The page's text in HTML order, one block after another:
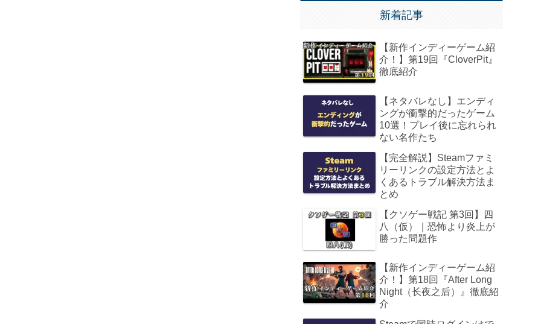
新着記事
【新作インディーゲーム紹
介！】第19回『CloverPit』
徹底紹介
【ネタバレなし】エンディ
ングが衝撃的だったゲーム
10選！プレイ後に忘れられ
ない名作たち
【完全解説】Steamファミ
リーリンクの設定方法とよ
くあるトラブル解決方法ま
とめ
【クソゲー戦記 第3回】四
八（仮）｜恐怖より炎上が
勝った問題作
【新作インディーゲーム紹
介！】第18回『After Long
Night（长夜之后）』徹底紹
介